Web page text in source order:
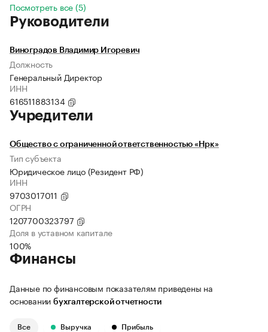
Посмотреть все (5)
Руководители
Виноградов Владимир Игоревич
Должность
Генеральный Директор
ИНН
616511883134
Учредители
Общество с ограниченной ответственностью «Нрк»
Тип субъекта
Юридическое лицо (Резидент РФ)
ИНН
9703017011
ОГРН
1207700323797
Доля в уставном капитале
100%
Финансы
Данные по финансовым показателям приведены на
основании бухгалтерской отчетности
Все Выручка Прибыль